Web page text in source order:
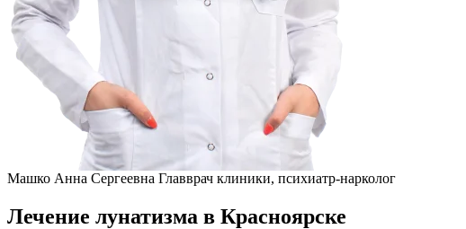
Машко Анна Сергеевна Главврач клиники, психиатр-нарколог
Лечение лунатизма в Красноярске